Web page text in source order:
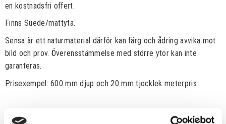
en kostnadsfri offert.
Finns Suede/mattyta.
Sensa är ett naturmaterial därför kan färg och ådring avvika mot
bild och prov. Överensstämmelse med större ytor kan inte
garanteras.
Prisexempel: 600 mm djup och 20 mm tjocklek meterpris